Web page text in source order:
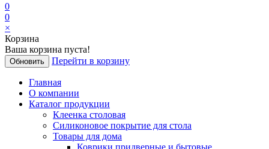
0
0
×
Корзина
Ваша корзина пуста!
Обновить Перейти в корзину
Главная
О компании
Каталог продукции
Клеенка столовая
Силиконовое покрытие для стола
Товары для дома
Коврики придверные и бытовые